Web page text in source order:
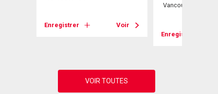
Enregistrer Voir
Vancouver, BC
Enregistrer